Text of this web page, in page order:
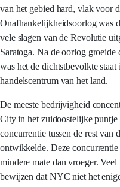
van het gebied hard, vlak voor
Onafhankelijkheidsoorlog was
vele slagen van de Revolutie
Saratoga. Na de oorlog
was het de dichtstbevolkte
handelscentrum van het land.
De meeste bedrijvigheid
City in het zuidoostelijke puntje
concurrentie tussen de rest van
ontwikkelde. Deze
mindere mate dan vroeger.
bewijzen dat NYC niet het